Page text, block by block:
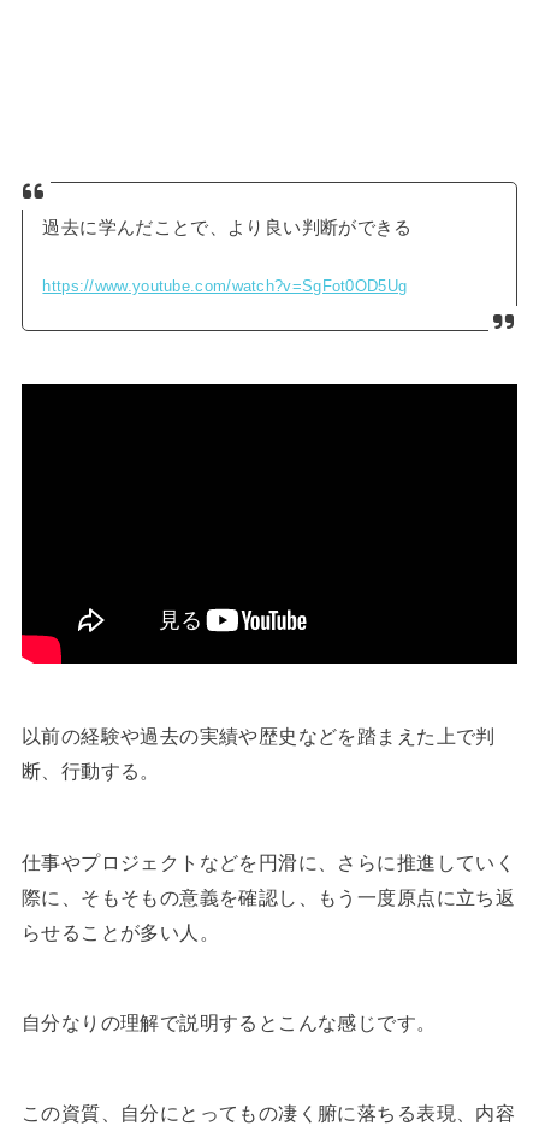
過去に学んだことで、より良い判断ができる
https://www.youtube.com/watch?v=SgFot0OD5Ug
以前の経験や過去の実績や歴史などを踏まえた上で判
断、行動する。
仕事やプロジェクトなどを円滑に、さらに推進していく
際に、そもそもの意義を確認し、もう一度原点に立ち返
らせることが多い人。
自分なりの理解で説明するとこんな感じです。
この資質、自分にとってもの凄く腑に落ちる表現、内容